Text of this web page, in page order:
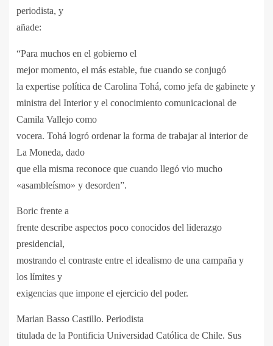
periodista, y
añade:
“Para muchos en el gobierno el
mejor momento, el más estable, fue cuando se conjugó
la expertise política de Carolina Tohá, como jefa de gabinete y
ministra del Interior y el conocimiento comunicacional de
Camila Vallejo como
vocera. Tohá logró ordenar la forma de trabajar al interior de
La Moneda, dado
que ella misma reconoce que cuando llegó vio mucho
«asambleísmo» y desorden”.
Boric frente a
frente describe aspectos poco conocidos del liderazgo
presidencial,
mostrando el contraste entre el idealismo de una campaña y
los límites y
exigencias que impone el ejercicio del poder.
Marian Basso Castillo. Periodista
titulada de la Pontificia Universidad Católica de Chile. Sus